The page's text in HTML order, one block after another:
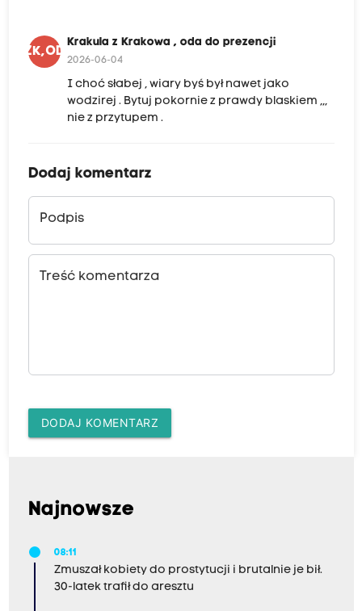
KZK,ODP
Krakula z Krakowa , oda do prezencji
2026-06-04
I choć słabej , wiary byś był nawet jako
wodzirej . Bytuj pokornie z prawdy blaskiem ,,,
nie z przytupem .
Dodaj komentarz
Podpis
Treść komentarza
DODAJ KOMENTARZ
Najnowsze
08:11
Zmuszał kobiety do prostytucji i brutalnie je bił.
30-latek trafił do aresztu